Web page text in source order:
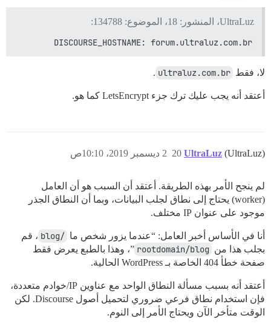
UltraLuz، المنشور: 18، الموضوع: 134788:
DISCOURSE_HOSTNAME: forum.ultraluz.com.br
لا، فقط ultraluz.com.br
.
أعتقد أنه يجب عليك ترك جزء LetsEncrypt كما هو.
UltraLuz (UltraLuz) 2 ديسمبر 2019، 10:10ص 20
لم ينجح الأمر بهذه الطريقة. أعتقد أن السبب هو أن العامل
(worker) يحتاج إلى نطاق لجلب البيانات، وبما أن النطاق الجذر
موجود على عنوان IP مختلف.
أنا في الأساس أخبر العامل: “عندما يزور شخص ما /blog
، قم
بجلب هذا من rootdomain/blog ”، وهذا بالطبع يعرض فقط
صفحة خطأ 404 الخاصة بـ WordPress الحالية.
أعتقد أنه بسبب مسألة النطاق الواحد مع عناوين IP/خوادم متعددة،
فإن استخدام نطاق فرعي ضروري لتحميل أصول Discourse. لكن
الوقت متأخر الآن ويحتاج الأمر إلى النوم.